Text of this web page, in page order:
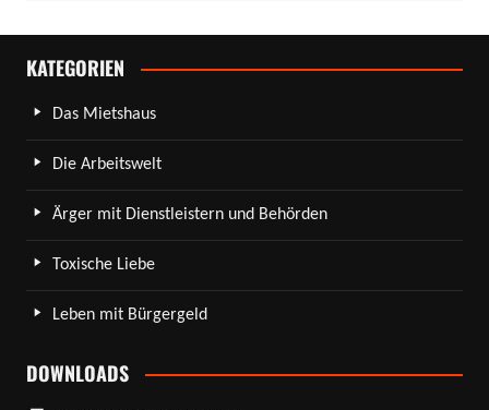
KATEGORIEN
Das Mietshaus
Die Arbeitswelt
Ärger mit Dienstleistern und Behörden
Toxische Liebe
Leben mit Bürgergeld
DOWNLOADS